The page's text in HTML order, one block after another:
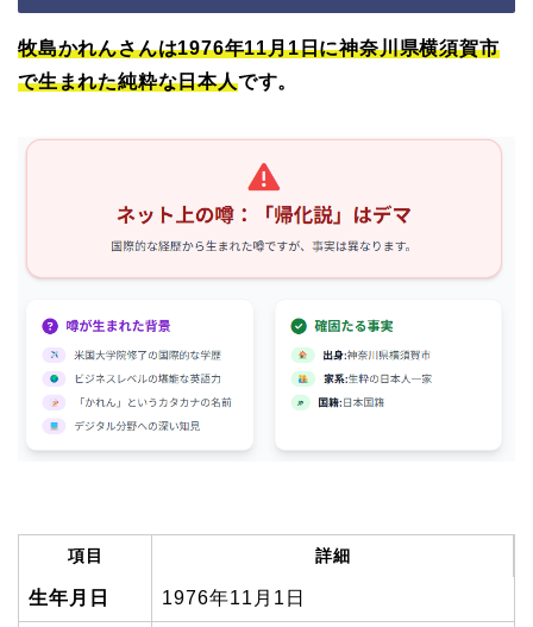
牧島かれんさんは1976年11月1日に神奈川県横須賀市
で生まれた純粋な日本人です。
項目 詳細
生年月日 1976年11月1日